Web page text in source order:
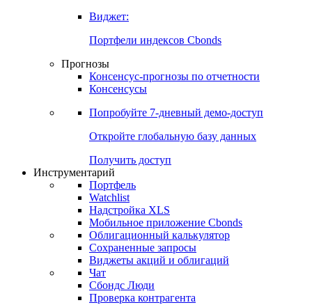
Виджет:
Портфели индексов Cbonds
Прогнозы
Консенсус-прогнозы по отчетности
Консенсусы
Попробуйте 7-дневный демо-доступ
Откройте глобальную базу данных
Получить доступ
Инструментарий
Портфель
Watchlist
Надстройка XLS
Мобильное приложение Cbonds
Облигационный калькулятор
Сохраненные запросы
Виджеты акций и облигаций
Чат
Сбондс Люди
Проверка контрагента